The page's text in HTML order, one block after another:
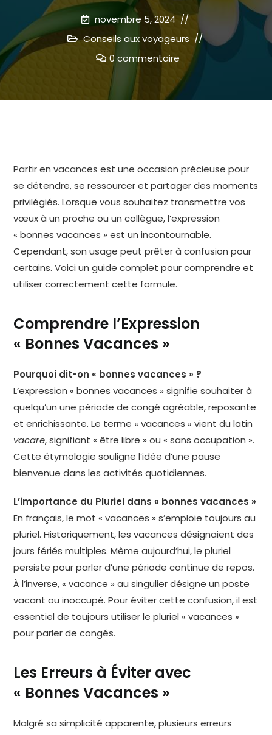
novembre 5, 2024
Conseils aux voyageurs
0 commentaire
Partir en vacances est une occasion précieuse pour
se détendre, se ressourcer et partager des moments
privilégiés. Lorsque vous souhaitez transmettre vos
vœux à un proche ou un collègue, l’expression
« bonnes vacances » est un incontournable.
Cependant, son usage peut prêter à confusion pour
certains. Voici un guide complet pour comprendre et
utiliser correctement cette formule.
Comprendre l’Expression
« Bonnes Vacances »
Pourquoi dit-on « bonnes vacances » ?
L’expression « bonnes vacances » signifie souhaiter à
quelqu’un une période de congé agréable, reposante
et enrichissante. Le terme « vacances » vient du latin
vacare, signifiant « être libre » ou « sans occupation ».
Cette étymologie souligne l’idée d’une pause
bienvenue dans les activités quotidiennes.
L’importance du Pluriel dans « bonnes vacances »
En français, le mot « vacances » s’emploie toujours au
pluriel. Historiquement, les vacances désignaient des
jours fériés multiples. Même aujourd’hui, le pluriel
persiste pour parler d’une période continue de repos.
À l’inverse, « vacance » au singulier désigne un poste
vacant ou inoccupé. Pour éviter cette confusion, il est
essentiel de toujours utiliser le pluriel « vacances »
pour parler de congés.
Les Erreurs à Éviter avec
« Bonnes Vacances »
Malgré sa simplicité apparente, plusieurs erreurs